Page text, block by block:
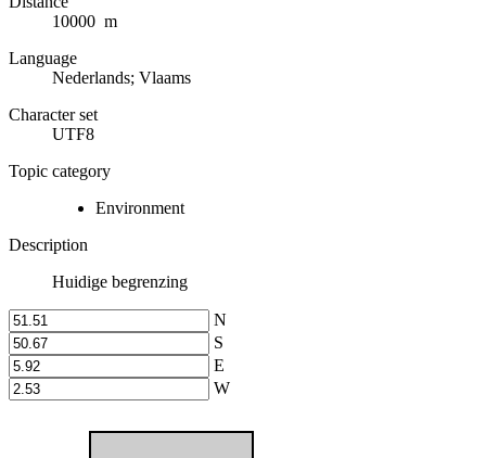
10000 m
Language
Nederlands; Vlaams
Character set
UTF8
Topic category
Environment
Description
Huidige begrenzing
N
S
E
W